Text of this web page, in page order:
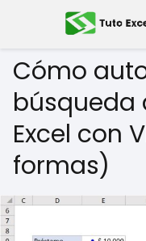
Cómo
búsqueda
Excel con
formas)